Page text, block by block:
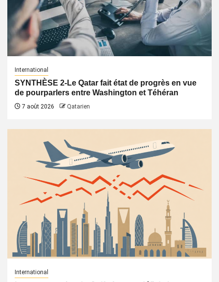
International
SYNTHÈSE 2-Le Qatar fait état de progrès en vue
de pourparlers entre Washington et Téhéran
7 août 2026 Qatarien
International